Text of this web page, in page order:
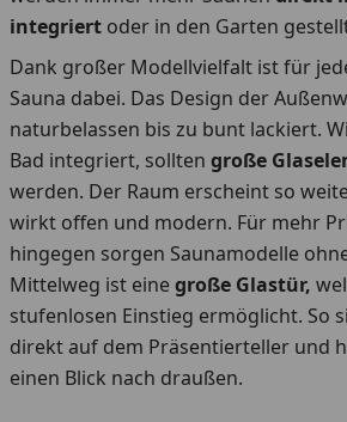
integriert oder in den Garten
Dank großer Modellvielfalt ist für
Sauna dabei. Das Design der
naturbelassen bis zu bunt lackiert.
Bad integriert, sollten große
werden. Der Raum erscheint so
wirkt offen und modern. Für mehr
hingegen sorgen Saunamodelle
Mittelweg ist einegroße Glastür,
stufenlosen Einstieg ermöglicht. So
direkt auf dem Präsentierteller und
einen Blick nach draußen.